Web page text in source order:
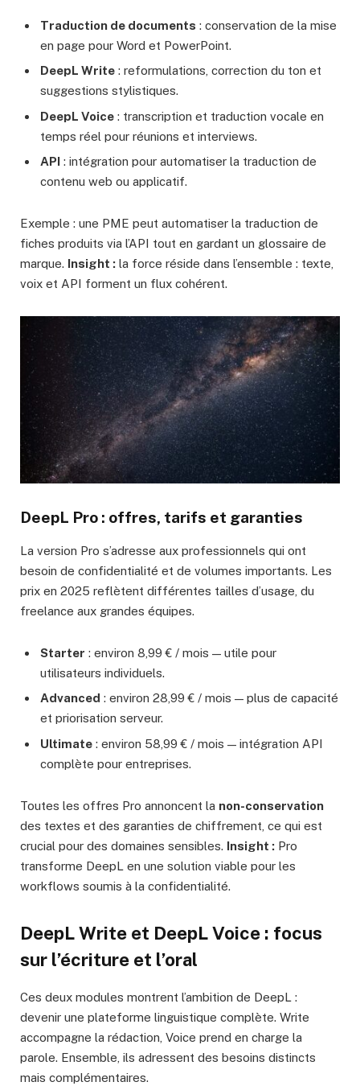
Traduction de documents : conservation de la mise
en page pour Word et PowerPoint.
DeepL Write : reformulations, correction du ton et
suggestions stylistiques.
DeepL Voice : transcription et traduction vocale en
temps réel pour réunions et interviews.
API : intégration pour automatiser la traduction de
contenu web ou applicatif.
Exemple : une PME peut automatiser la traduction de
fiches produits via l’API tout en gardant un glossaire de
marque. Insight : la force réside dans l’ensemble : texte,
voix et API forment un flux cohérent.
DeepL Pro : offres, tarifs et garanties
La version Pro s’adresse aux professionnels qui ont
besoin de confidentialité et de volumes importants. Les
prix en 2025 reflètent différentes tailles d’usage, du
freelance aux grandes équipes.
Starter : environ 8,99 € / mois — utile pour
utilisateurs individuels.
Advanced : environ 28,99 € / mois — plus de capacité
et priorisation serveur.
Ultimate : environ 58,99 € / mois — intégration API
complète pour entreprises.
Toutes les offres Pro annoncent la non-conservation
des textes et des garanties de chiffrement, ce qui est
crucial pour des domaines sensibles. Insight : Pro
transforme DeepL en une solution viable pour les
workflows soumis à la confidentialité.
DeepL Write et DeepL Voice : focus
sur l’écriture et l’oral
Ces deux modules montrent l’ambition de DeepL :
devenir une plateforme linguistique complète. Write
accompagne la rédaction, Voice prend en charge la
parole. Ensemble, ils adressent des besoins distincts
mais complémentaires.